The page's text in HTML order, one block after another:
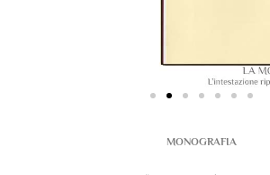
MONOGRAFIA